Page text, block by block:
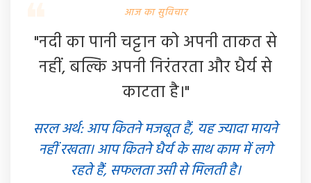
आज का सुविचार
"नदी का पानी चट्टान को अपनी ताकत से
नहीं, बल्कि अपनी निरंतरता और धैर्य से
काटता है।"
सरल अर्थ: आप कितने मजबूत हैं, यह ज्यादा मायने
नहीं रखता। आप कितने धैर्य के साथ काम में लगे
रहते हैं, सफलता उसी से मिलती है।